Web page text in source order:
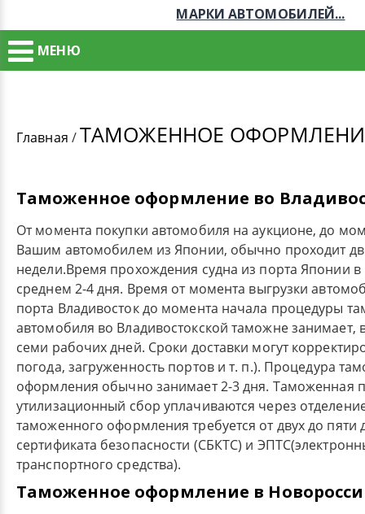
МАРКИ АВТОМОБИЛЕЙ...
МЕНЮ
Главная /ТАМОЖЕННОЕ
Таможенное оформление во
От момента покупки автомобиля на аукционе, до
Вашим автомобилем из Японии, обычно проходит
недели.Время прохождения судна из порта Японии в
среднем 2-4 дня. Время от момента выгрузки
порта Владивосток до момента начала процедуры
автомобиля во Владивостокской таможне занимает,
семи рабочих дней. Сроки доставки могут
погода, загруженность портов и т. п.). Процедура
оформления обычно занимает 2-3 дня. Таможенная
утилизационный сбор уплачиваются через
таможенного оформления требуется от двух до пяти
сертификата безопасности (СБКТС) и
транспортного средства).
Таможенное оформление в